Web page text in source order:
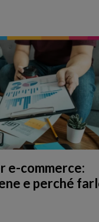
e-commerce:
e perché